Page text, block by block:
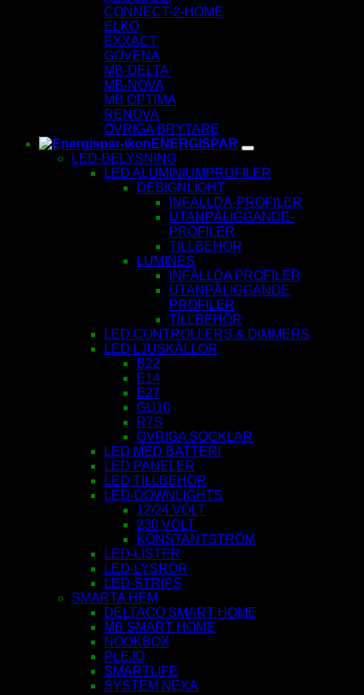
CONNECT-2-HOME
ELKO
EXXACT
GOVENA
MB-DELTA
MB-NOVA
MB OPTIMA
RENOVA
ÖVRIGA BRYTARE
ENERGISPAR
LED-BELYSNING
LED ALUMINIUMPROFILER
DESIGNLIGHT
INFÄLLDA-PROFILER
UTANPÅLIGGANDE-
PROFILER
TILLBEHÖR
LUMINES
INFÄLLDA PROFILER
UTANPÅLIGGANDE
PROFILER
TILLBEHÖR
LED CONTROLLERS & DIMMERS
LED LJUSKÄLLOR
B22
E14
E27
GU10
R7S
ÖVRIGA SOCKLAR
LED MED BATTERI
LED PANELER
LED TILLBEHÖR
LED-DOWNLIGHTS
12/24 VOLT
230 VOLT
KONSTANTSTRÖM
LED-LISTER
LED-LYSRÖR
LED-STRIPS
SMARTA HEM
DELTACO SMART HOME
MB SMART HOME
NOOKBOX
PLEJD
SMARTLIFE
SYSTEM NEXA